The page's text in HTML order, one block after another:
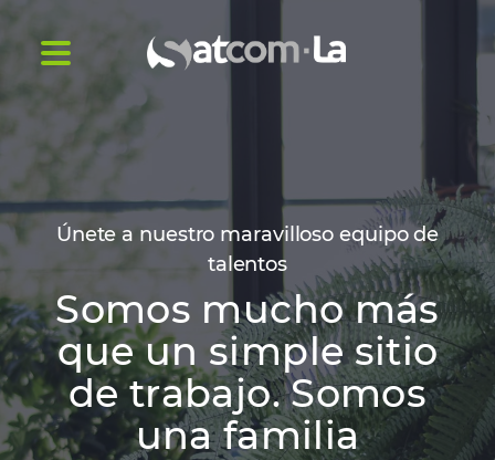
Únete a nuestro maravilloso equipo de
talentos
Somos mucho más
que un simple sitio
de trabajo. Somos
una familia